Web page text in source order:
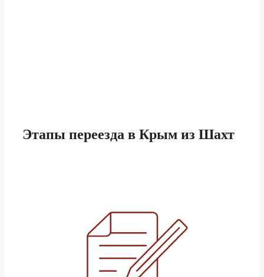
Этапы переезда в Крым из Шахт